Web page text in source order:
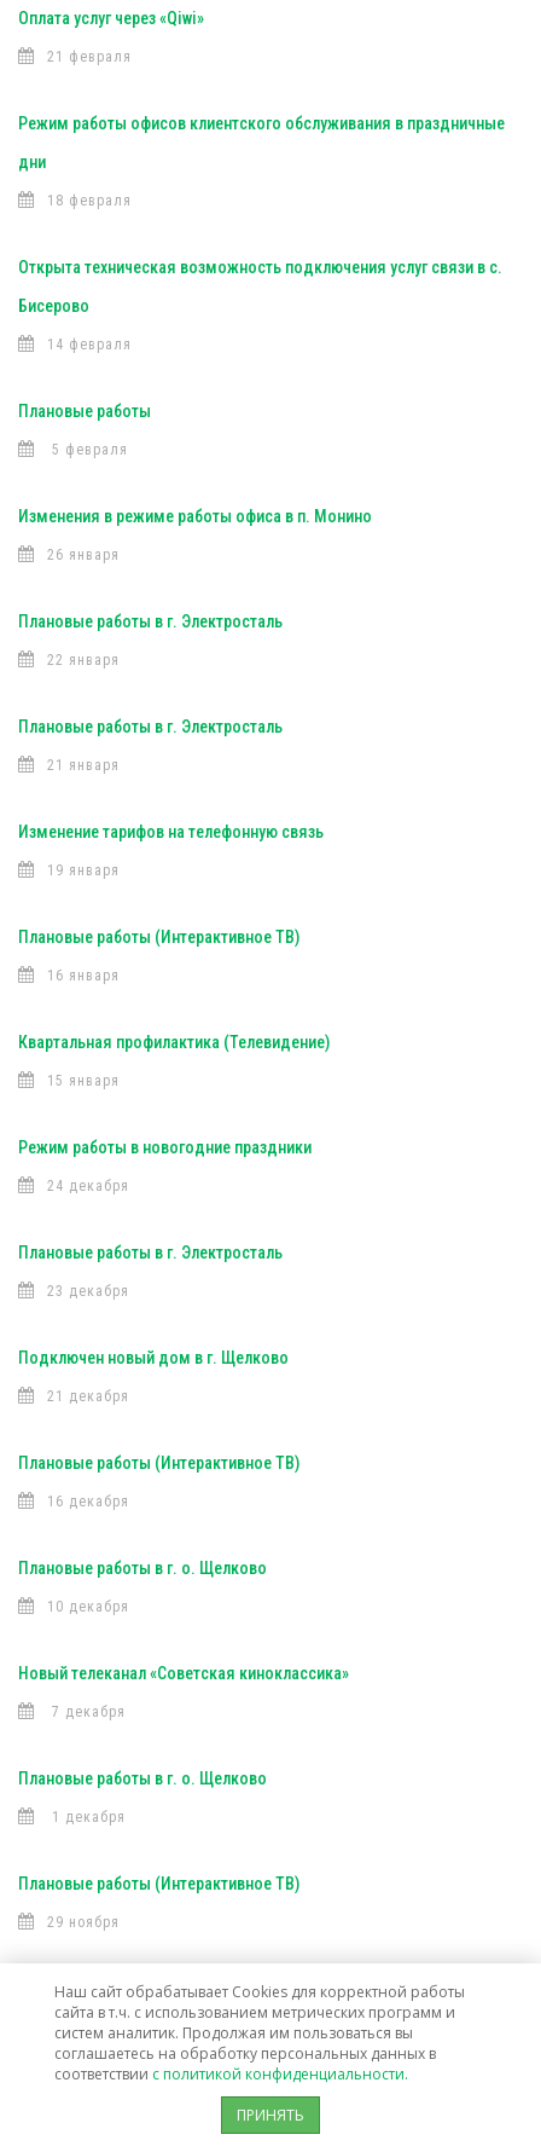
Оплата услуг через «Qiwi»
21 февраля
Режим работы офисов клиентского обслуживания в праздничные
дни
18 февраля
Открыта техническая возможность подключения услуг связи в с.
Бисерово
14 февраля
Плановые работы
5 февраля
Изменения в режиме работы офиса в п. Монино
26 января
Плановые работы в г. Электросталь
22 января
Плановые работы в г. Электросталь
21 января
Изменение тарифов на телефонную связь
19 января
Плановые работы (Интерактивное ТВ)
16 января
Квартальная профилактика (Телевидение)
15 января
Режим работы в новогодние праздники
24 декабря
Плановые работы в г. Электросталь
23 декабря
Подключен новый дом в г. Щелково
21 декабря
Плановые работы (Интерактивное ТВ)
16 декабря
Плановые работы в г. о. Щелково
10 декабря
Новый телеканал «Советская киноклассика»
7 декабря
Плановые работы в г. о. Щелково
1 декабря
Плановые работы (Интерактивное ТВ)
29 ноября
Плановые работы в г. Электросталь
28 ноября
Изменение тарифов на услуги кабельного вещания
Наш сайт обрабатывает Cookies для корректной работы
сайта в т.ч. с использованием метрических программ и
систем аналитик. Продолжая им пользоваться вы
соглашаетесь на обработку персональных данных в
соответствии с политикой конфиденциальности.
ПРИНЯТЬ